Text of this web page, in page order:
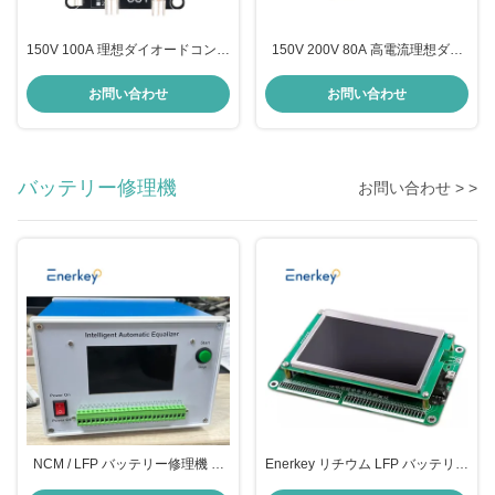
150V 100A 理想ダイオードコント
ル バッテリー充電 逆流防止灌漑
お問い合わせ
150V 200V 80A 高電流理想ダイ
電電源保護用ポッティングモジュ
ール
お問い合わせ
バッテリー修理機 お問い合わせ > >
NCM / LFP バッテリー修理機 2-
Enerkey リチウム LFP バッテリー